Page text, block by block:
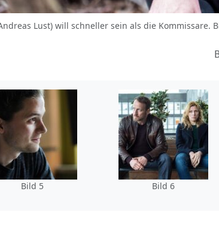
Lust) will schneller sein als die Kommissare.
Bild 5 Bild 6